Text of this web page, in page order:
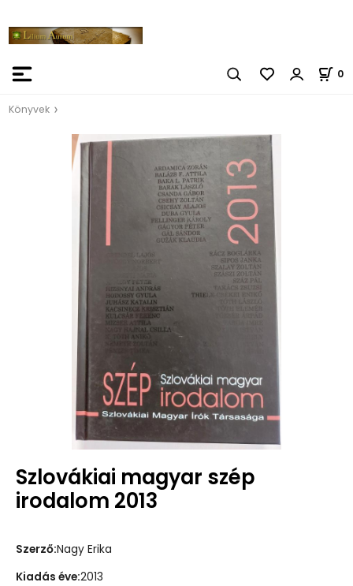
0
Könyvek
Szlovákiai magyar szép
irodalom 2013
Szerző:Nagy Erika
Kiadás éve:2013